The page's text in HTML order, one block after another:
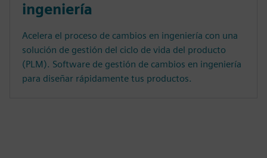
ingeniería
Acelera el proceso de cambios en ingeniería con una
solución de gestión del ciclo de vida del producto
(PLM). Software de gestión de cambios en ingeniería
para diseñar rápidamente tus productos.